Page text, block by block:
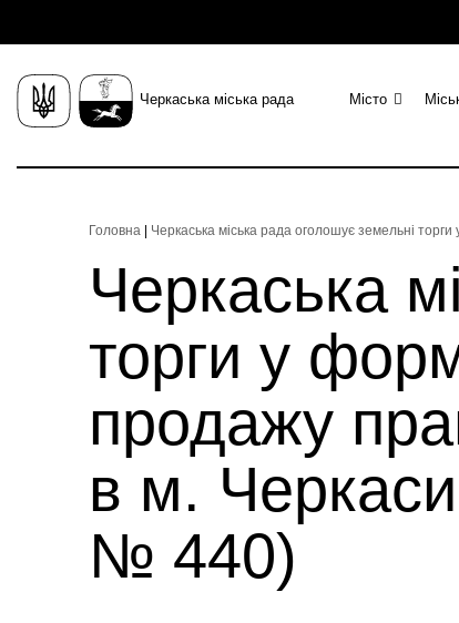
Черкаська міська рада Місто
Головна Черкаська міська рада оголошує земельні
Черкаська
торги у
продажу
в м. Черкаси
№ 440)